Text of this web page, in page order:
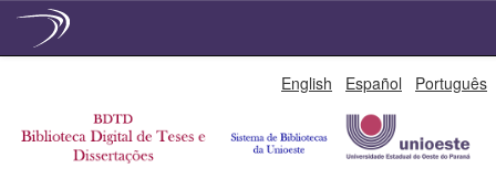
English Español Português